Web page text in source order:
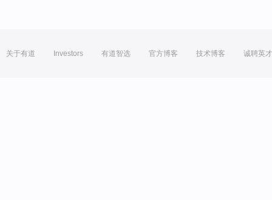
关于有道 Investors 有道智选 官方博客 技术博客 诚聘英才